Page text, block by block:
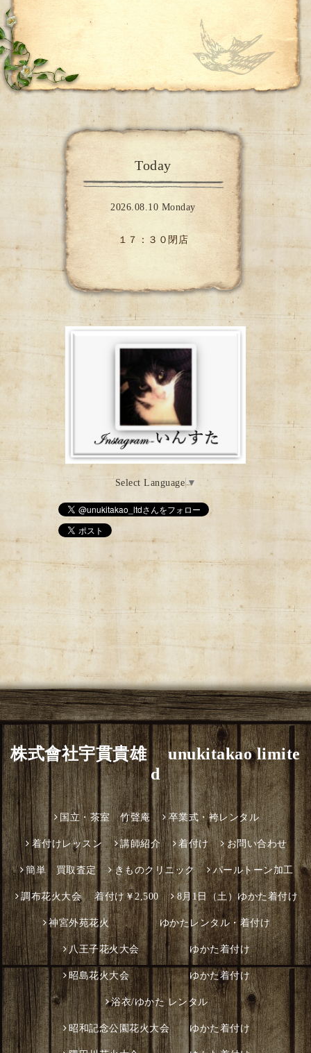
Today
2026.08.10 Monday
１７：３０閉店
Select Language ▼
株式會社宇貫貴雄 unukitakao limite
d
国立・茶室 竹聲庵 卒業式・袴レンタル
着付けレッスン 講師紹介 着付け お問い合わせ
簡単 買取査定 きものクリニック パールトーン加工
調布花火大会 着付け￥2,500 8月1日（土）ゆかた着付け
神宮外苑花火 ゆかたレンタル・着付け
八王子花火大会 ゆかた着付け
昭島花火大会 ゆかた着付け
浴衣/ゆかた レンタル
昭和記念公園花火大会 ゆかた着付け